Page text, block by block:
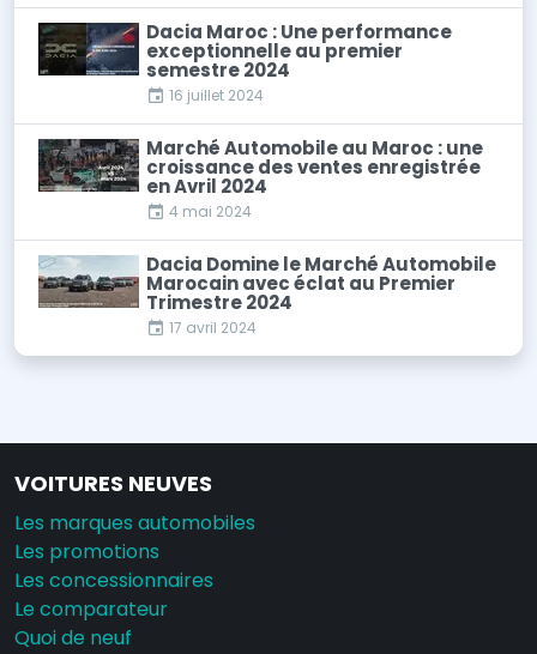
Dacia Maroc : Une performance
exceptionnelle au premier
semestre 2024
16 juillet 2024
Marché Automobile au Maroc : une
croissance des ventes enregistrée
en Avril 2024
4 mai 2024
Dacia Domine le Marché Automobile
Marocain avec éclat au Premier
Trimestre 2024
17 avril 2024
VOITURES NEUVES
Les marques automobiles
Les promotions
Les concessionnaires
Le comparateur
Quoi de neuf